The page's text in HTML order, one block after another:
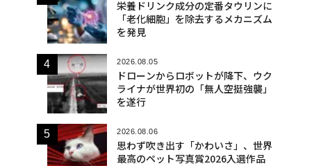
栄養ドリンク成分の定番タウリンに
「老化細胞」を除去するメカニズム
を発見
2026.08.05
ドローンからロボットが降下、ウク
ライナが世界初の「無人空挺強襲」
を遂行
2026.08.06
思わず吹き出す「かわいさ」、世界
最高のペット写真賞2026入選作品